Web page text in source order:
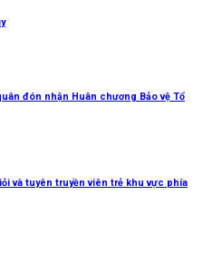
đón nhận Huân chương Bảo vệ Tổ
và tuyên truyền viên trẻ khu vực phía